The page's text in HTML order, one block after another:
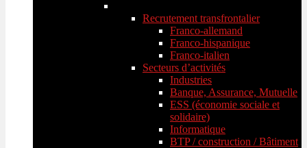
Recrutement transfrontalier
Franco-allemand
Franco-hispanique
Franco-italien
Secteurs d’activités
Industries
Banque, Assurance, Mutuelle
ESS (économie sociale et
solidaire)
Informatique
BTP / construction / Bâtiment